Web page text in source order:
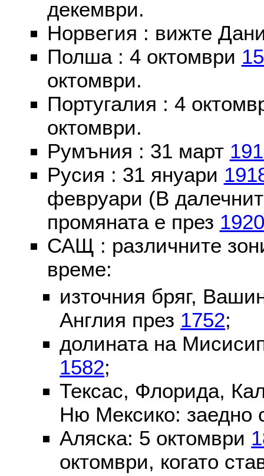
декември.
Норвегия : вижте
Полша : 4 октомври
октомври.
Португалия : 4
октомври.
Румъния : 31 март
Русия : 31 януари
февруари (В
промяната е през 1920
САЩ : различните
време:
източния бряг,
Англия през 1752;
долината на
1582;
Тексас, Флорида,
Ню Мексико: заедно
Аляска: 5 октомври
октомври, когато